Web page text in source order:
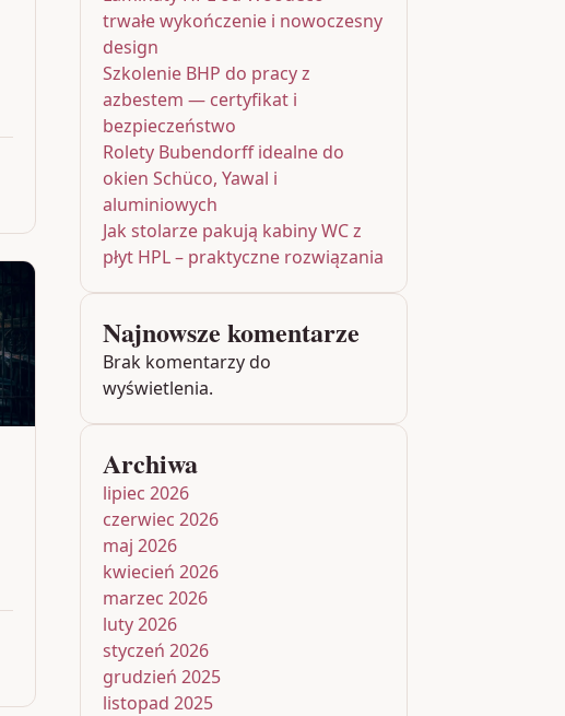
trwałe wykończenie i nowoczesny
design
Szkolenie BHP do pracy z
azbestem — certyfikat i
bezpieczeństwo
Rolety Bubendorff idealne do
okien Schüco, Yawal i
aluminiowych
Jak stolarze pakują kabiny WC z
płyt HPL – praktyczne rozwiązania
Najnowsze komentarze
Brak komentarzy do
wyświetlenia.
Archiwa
lipiec 2026
czerwiec 2026
maj 2026
kwiecień 2026
marzec 2026
luty 2026
styczeń 2026
grudzień 2025
listopad 2025